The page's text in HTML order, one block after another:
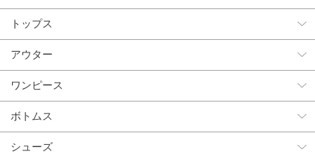
トップス
アウター
ワンピース
ボトムス
シューズ